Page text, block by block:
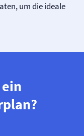
um die ideale